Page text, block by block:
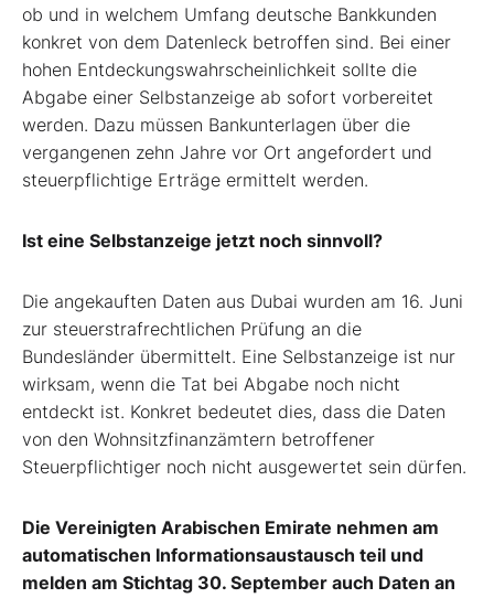
ob und in welchem Umfang deutsche Bankkunden
konkret von dem Datenleck betroffen sind. Bei einer
hohen Entdeckungswahrscheinlichkeit sollte die
Abgabe einer Selbstanzeige ab sofort vorbereitet
werden. Dazu müssen Bankunterlagen über die
vergangenen zehn Jahre vor Ort angefordert und
steuerpflichtige Erträge ermittelt werden.
Ist eine Selbstanzeige jetzt noch sinnvoll?
Die angekauften Daten aus Dubai wurden am 16. Juni
zur steuerstrafrechtlichen Prüfung an die
Bundesländer übermittelt. Eine Selbstanzeige ist nur
wirksam, wenn die Tat bei Abgabe noch nicht
entdeckt ist. Konkret bedeutet dies, dass die Daten
von den Wohnsitzfinanzämtern betroffener
Steuerpflichtiger noch nicht ausgewertet sein dürfen.
Die Vereinigten Arabischen Emirate nehmen am
automatischen Informationsaustausch teil und
melden am Stichtag 30. September auch Daten an